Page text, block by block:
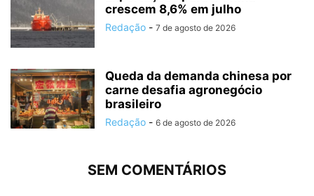
crescem 8,6% em julho
Redação - 7 de agosto de 2026
Queda da demanda chinesa por
carne desafia agronegócio
brasileiro
Redação - 6 de agosto de 2026
SEM COMENTÁRIOS